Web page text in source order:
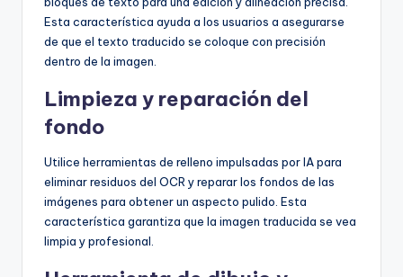
Esta característica ayuda a los usuarios a asegurarse
de que el texto traducido se coloque con precisión
dentro de la imagen.
Limpieza y reparación del
fondo
Utilice herramientas de relleno impulsadas por IA para
eliminar residuos del OCR y reparar los fondos de las
imágenes para obtener un aspecto pulido. Esta
característica garantiza que la imagen traducida se vea
limpia y profesional.